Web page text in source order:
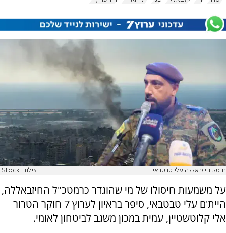
חוסל. חיזבאללה עלי טבטבאי צילום: iStock
על משמעות חיסולו של מי שהוגדר כרמטכ"ל החיזבאללה,
היית'ם עלי טבטבאי, סיפר בראיון לערוץ 7 חוקר הטרור
אלי קלוטשטיין, עמית במכון משגב לביטחון לאומי.